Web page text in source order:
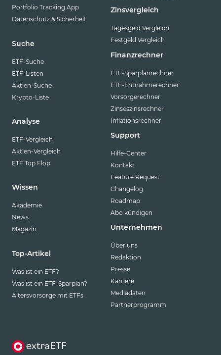
Portfolio Tracking App
Datenschutz & Sicherheit
Suche
ETF-Suche
ETF-Listen
Aktien-Suche
Krypto-Liste
Analyse
ETF-Vergleich
Aktien-Vergleich
ETF Top Flop
Wissen
Akademie
News
Magazin
Top-Artikel
Was ist ein ETF?
Was ist ein ETF-Sparplan?
Altersvorsorge mit ETFs
Zinsvergleich
Tagesgeld Vergleich
Festgeld Vergleich
Finanzrechner
ETF-Sparplanrechner
ETF-Entnahmerechner
Vorsorgerechner
Zinseszinsrechner
Inflationsrechner
Support
Hilfe-Center
Kontakt
Feature Request
Changelog
Roadmap
Abo kündigen
Unternehmen
Über uns
Redaktion
Presse
Karriere
Mediadaten
Partnerprogramm